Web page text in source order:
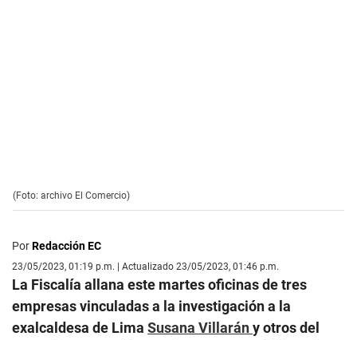
(Foto: archivo El Comercio)
PorRedacción EC
23/05/2023, 01:19 p.m. | Actualizado 23/05/2023, 01:46 p.m.
La Fiscalía allana este martes oficinas de tres
empresas vinculadas a la investigación a la
exalcaldesa de Lima Susana Villarány otros del